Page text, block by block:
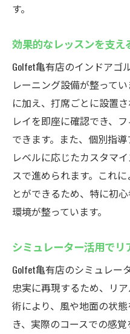
す。
効果的なレッスンを支え
Golfet亀有店のインドアゴ
レーニング設備が整って
に加え、打席ごとに設置
レイを即座に確認でき、
できます。また、個別指
レベルに応じたカスタマ
スで進められます。これ
とができるため、特に初
環境が整っています。
シミュレーター活用でリ
Golfet亀有店のシミュレー
忠実に再現するため、リ
術により、風や地面の状
き、実際のコースでの感